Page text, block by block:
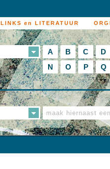
LINKS en LITERATUUR
A B C D
N
O P Q